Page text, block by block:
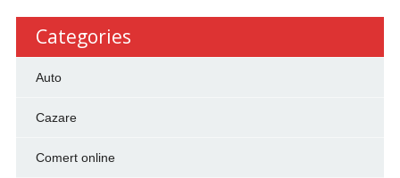
Categories
Auto
Cazare
Comert online